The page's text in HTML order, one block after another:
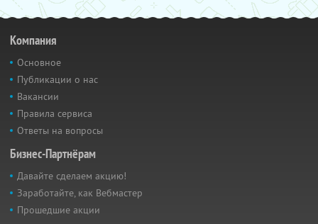
Компания
Основное
Публикации о нас
Вакансии
Правила сервиса
Ответы на вопросы
Бизнес-Партнёрам
Давайте сделаем акцию!
Заработайте, как Вебмастер
Прошедшие акции